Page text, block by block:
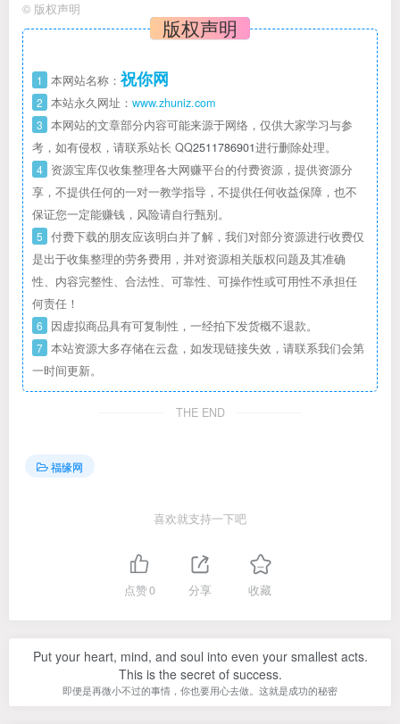
© 版权声明
版权声明
1 本网站名称： 祝你网
2 本站永久网址： www.zhuniz.com
3 本网站的文章部分内容可能来源于网络，仅供大家学习与参
考，如有侵权，请联系站长 QQ2511786901进行删除处理。
4 资源宝库仅收集整理各大网赚平台的付费资源，提供资源分
享，不提供任何的一对一教学指导，不提供任何收益保障，也不
保证您一定能赚钱，风险请自行甄别。
5 付费下载的朋友应该明白并了解，我们对部分资源进行收费仅
是出于收集整理的劳务费用，并对资源相关版权问题及其准确
性、内容完整性、合法性、可靠性、可操作性或可用性不承担任
何责任！
6 因虚拟商品具有可复制性，一经拍下发货概不退款。
7 本站资源大多存储在云盘，如发现链接失效，请联系我们会第
一时间更新。
THE END
福缘网
喜欢就支持一下吧
点赞0 分享 收藏
Put your heart, mind, and soul into even your smallest acts.
This is the secret of success.
即便是再微小不过的事情，你也要用心去做。这就是成功的秘密